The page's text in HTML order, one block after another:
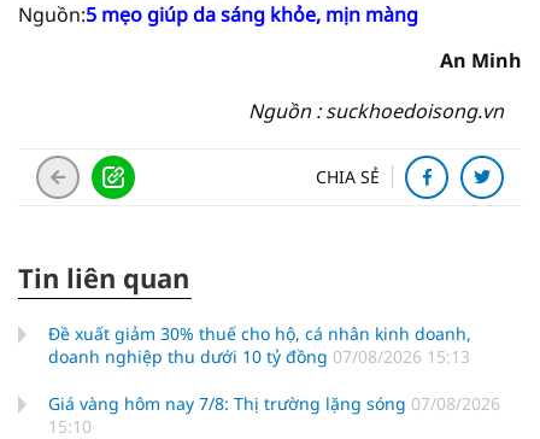
Nguồn:5 mẹo giúp da sáng khỏe, mịn màng
An Minh
Nguồn : suckhoedoisong.vn
CHIA SẺ
Tin liên quan
Đề xuất giảm 30% thuế cho hộ, cá nhân kinh doanh,
doanh nghiệp thu dưới 10 tỷ đồng 07/08/2026 15:13
Giá vàng hôm nay 7/8: Thị trường lặng sóng 07/08/2026
15:10